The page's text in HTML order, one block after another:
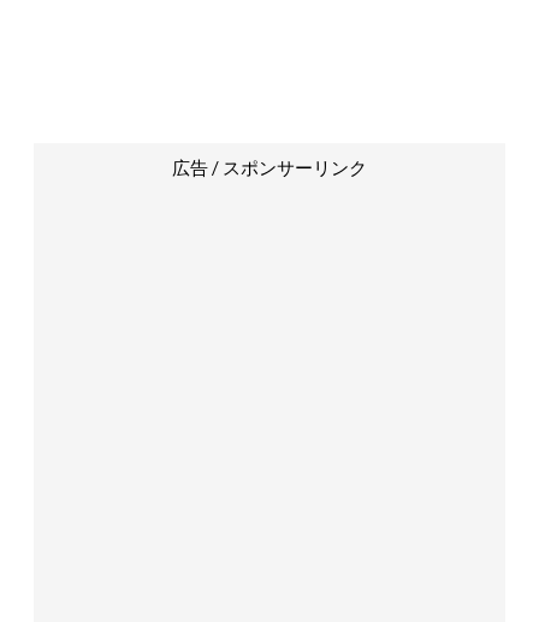
広告 / スポンサーリンク